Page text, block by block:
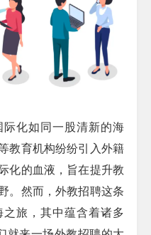
化如同一股清新的海
教育机构纷纷引入外籍
化的血液，旨在提升教
。然而，外教招聘这条
旅，其中蕴含着诸多